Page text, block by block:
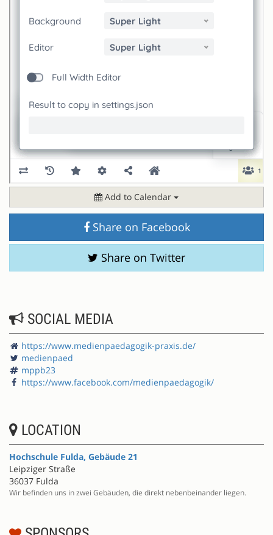
Add to Calendar
Share on Facebook
Share on Twitter
SOCIAL MEDIA
https://www.medienpaedagogik-praxis.de/
medienpaed
mppb23
https://www.facebook.com/medienpaedagogik/
LOCATION
Hochschule Fulda, Gebäude 21
Leipziger Straße
36037 Fulda
Wir befinden uns in zwei Gebäuden, die direkt nebenbeinander liegen.